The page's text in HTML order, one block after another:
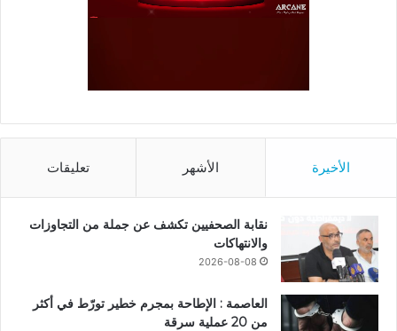
الأخيرة الأشهر تعليقات
نقابة الصحفيين تكشف عن جملة من التجاوزات
والانتهاكات
2026-08-08
العاصمة : الإطاحة بمجرم خطير تورّط في أكثر
من 20 عملية سرقة